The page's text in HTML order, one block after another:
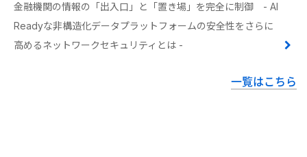
金融機関の情報の「出入口」と「置き場」を完全に制御 - AI
Readyな非構造化データプラットフォームの安全性をさらに
高めるネットワークセキュリティとは -
一覧はこちら